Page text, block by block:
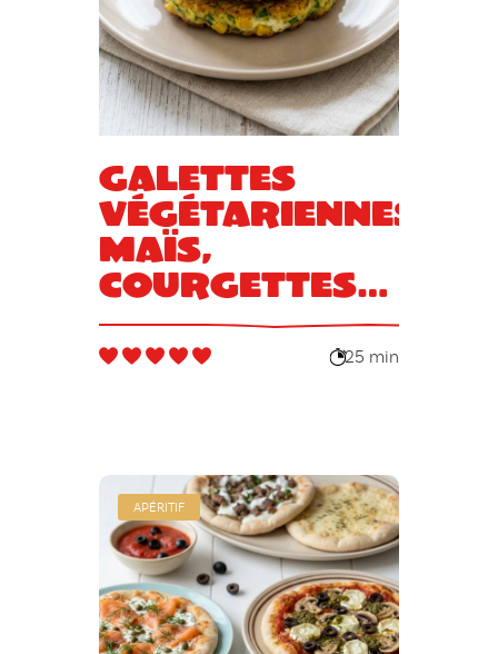
Galettes
végétariennes
maïs,
courgettes
et ricotta
25 min
APÉRITIF